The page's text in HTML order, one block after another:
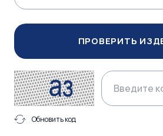
ПРОВЕРИТЬ
Обновить код